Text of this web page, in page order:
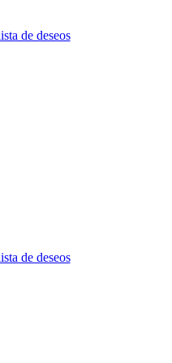
de deseos
de deseos